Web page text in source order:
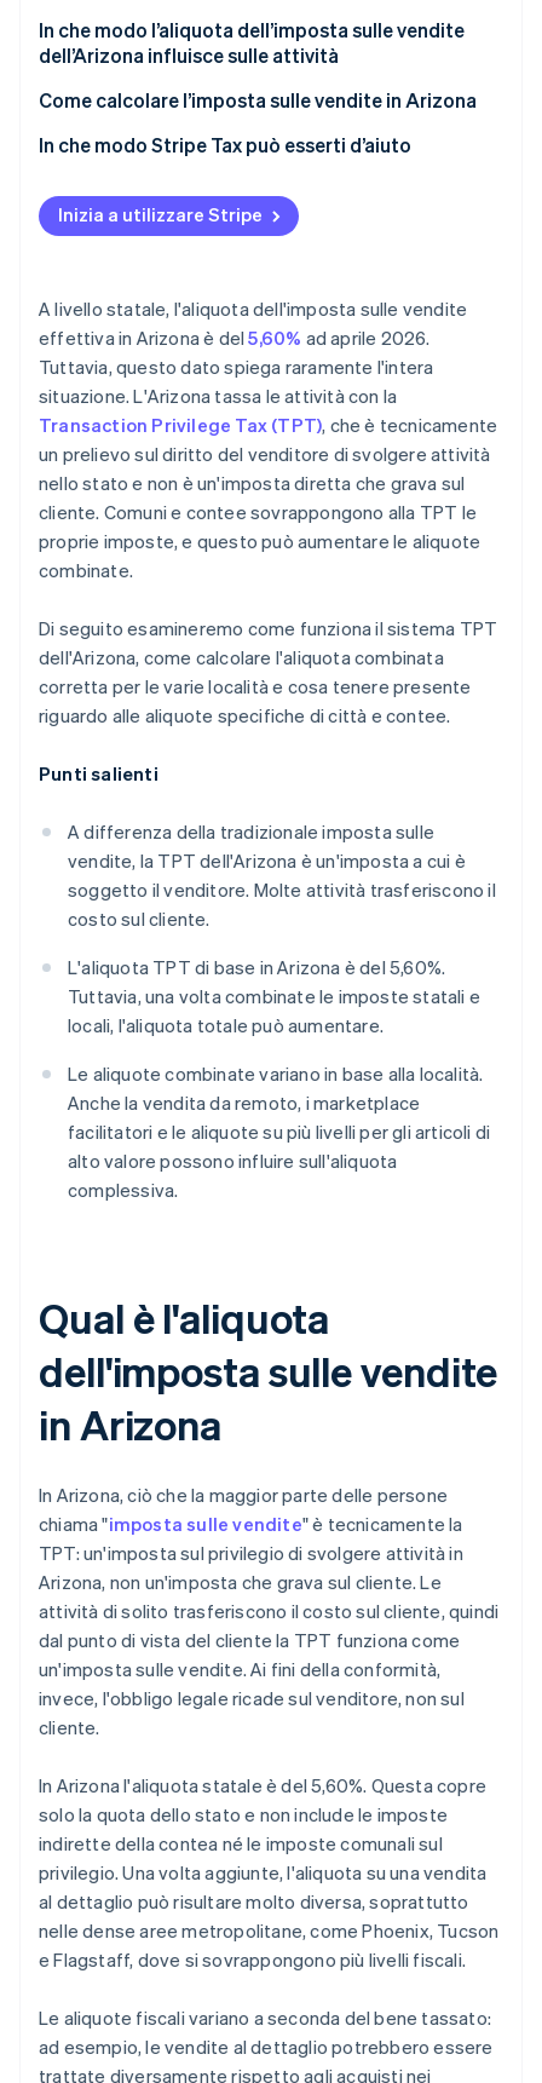
In che modo l’aliquota dell’imposta sulle vendite
dell’Arizona influisce sulle attività
Come calcolare l’imposta sulle vendite in Arizona
In che modo Stripe Tax può esserti d’aiuto
Inizia a utilizzare Stripe
A livello statale, l'aliquota dell'imposta sulle vendite
effettiva in Arizona è del5,60% ad aprile 2026.
Tuttavia, questo dato spiega raramente l'intera
situazione. L'Arizona tassa le attività con la
Transaction Privilege Tax (TPT), che è tecnicamente
un prelievo sul diritto del venditore di svolgere attività
nello stato e non è un'imposta diretta che grava sul
cliente. Comuni e contee sovrappongono alla TPT le
proprie imposte, e questo può aumentare le aliquote
combinate.
Di seguito esamineremo come funziona il sistema TPT
dell'Arizona, come calcolare l'aliquota combinata
corretta per le varie località e cosa tenere presente
riguardo alle aliquote specifiche di città e contee.
Punti salienti
A differenza della tradizionale imposta sulle
vendite, la TPT dell'Arizona è un'imposta a cui è
soggetto il venditore. Molte attività trasferiscono il
costo sul cliente.
L'aliquota TPT di base in Arizona è del 5,60%.
Tuttavia, una volta combinate le imposte statali e
locali, l'aliquota totale può aumentare.
Le aliquote combinate variano in base alla località.
Anche la vendita da remoto, i marketplace
facilitatori e le aliquote su più livelli per gli articoli di
alto valore possono influire sull'aliquota
complessiva.
Qual è l'aliquota
dell'imposta sulle vendite
in Arizona
In Arizona, ciò che la maggior parte delle persone
chiama "imposta sulle vendite" è tecnicamente la
TPT: un'imposta sul privilegio di svolgere attività in
Arizona, non un'imposta che grava sul cliente. Le
attività di solito trasferiscono il costo sul cliente, quindi
dal punto di vista del cliente la TPT funziona come
un'imposta sulle vendite. Ai fini della conformità,
invece, l'obbligo legale ricade sul venditore, non sul
cliente.
In Arizona l'aliquota statale è del 5,60%. Questa copre
solo la quota dello stato e non include le imposte
indirette della contea né le imposte comunali sul
privilegio. Una volta aggiunte, l'aliquota su una vendita
al dettaglio può risultare molto diversa, soprattutto
nelle dense aree metropolitane, come Phoenix, Tucson
e Flagstaff, dove si sovrappongono più livelli fiscali.
Le aliquote fiscali variano a seconda del bene tassato:
ad esempio, le vendite al dettaglio potrebbero essere
trattate diversamente rispetto agli acquisti nei